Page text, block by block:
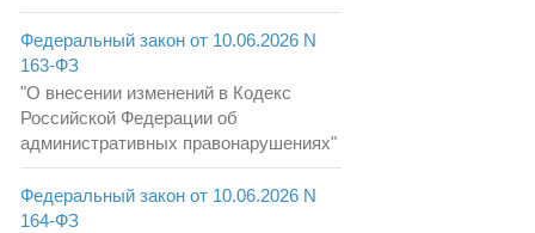
Федеральный закон от 10.06.2026 N
163-ФЗ
"О внесении изменений в Кодекс
Российской Федерации об
административных правонарушениях"
Федеральный закон от 10.06.2026 N
164-ФЗ